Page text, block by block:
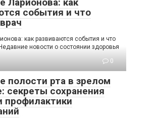
события и что
как развиваются события и что
новости о состоянии здоровья
0
полости рта в зрелом
секреты сохранения
профилактики